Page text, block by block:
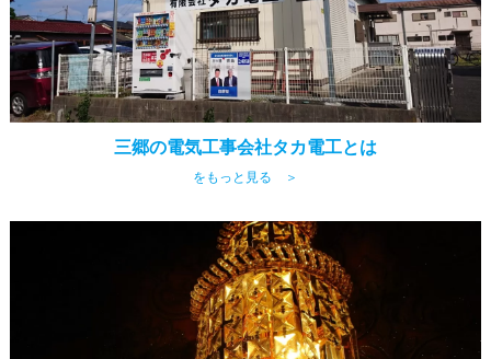
三郷の電気工事会社タカ電工とは
をもっと見る ＞